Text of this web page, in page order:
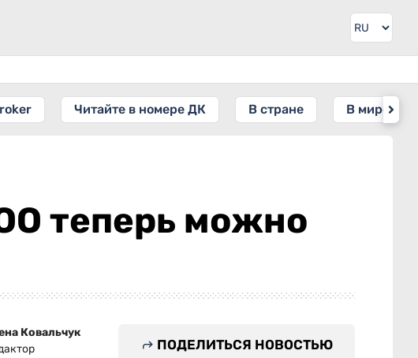
Читайте в номере ДК В стране В мире
теперь можно
Ковальчук
ПОДЕЛИТЬСЯ НОВОСТЬЮ